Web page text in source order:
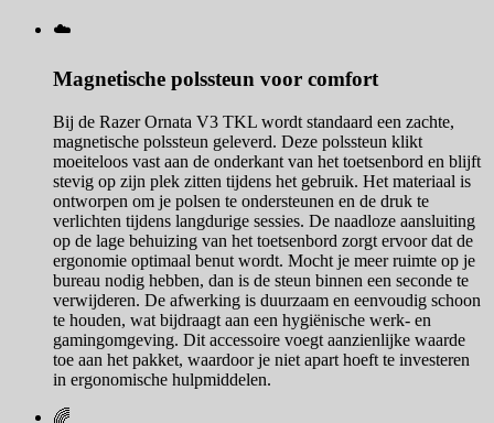
☁️
Magnetische polssteun voor comfort
Bij de Razer Ornata V3 TKL wordt standaard een zachte,
magnetische polssteun geleverd. Deze polssteun klikt
moeiteloos vast aan de onderkant van het toetsenbord en blijft
stevig op zijn plek zitten tijdens het gebruik. Het materiaal is
ontworpen om je polsen te ondersteunen en de druk te
verlichten tijdens langdurige sessies. De naadloze aansluiting
op de lage behuizing van het toetsenbord zorgt ervoor dat de
ergonomie optimaal benut wordt. Mocht je meer ruimte op je
bureau nodig hebben, dan is de steun binnen een seconde te
verwijderen. De afwerking is duurzaam en eenvoudig schoon
te houden, wat bijdraagt aan een hygiënische werk- en
gamingomgeving. Dit accessoire voegt aanzienlijke waarde
toe aan het pakket, waardoor je niet apart hoeft te investeren
in ergonomische hulpmiddelen.
🌈